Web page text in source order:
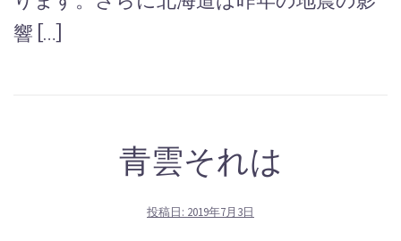
響 […]
青雲それは
投稿日: 2019年7月3日